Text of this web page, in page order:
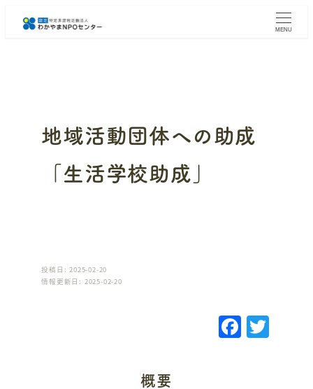
MENU
地域活動団体への助成
「生活学校助成」
投稿日: 2025-02-20
情報更新日: 2025-02-20
F
a
T
概要